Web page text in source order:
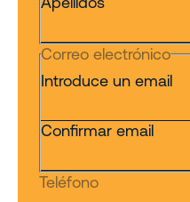
Correo electrónico
Introduce un email
Confirmar email
Teléfono